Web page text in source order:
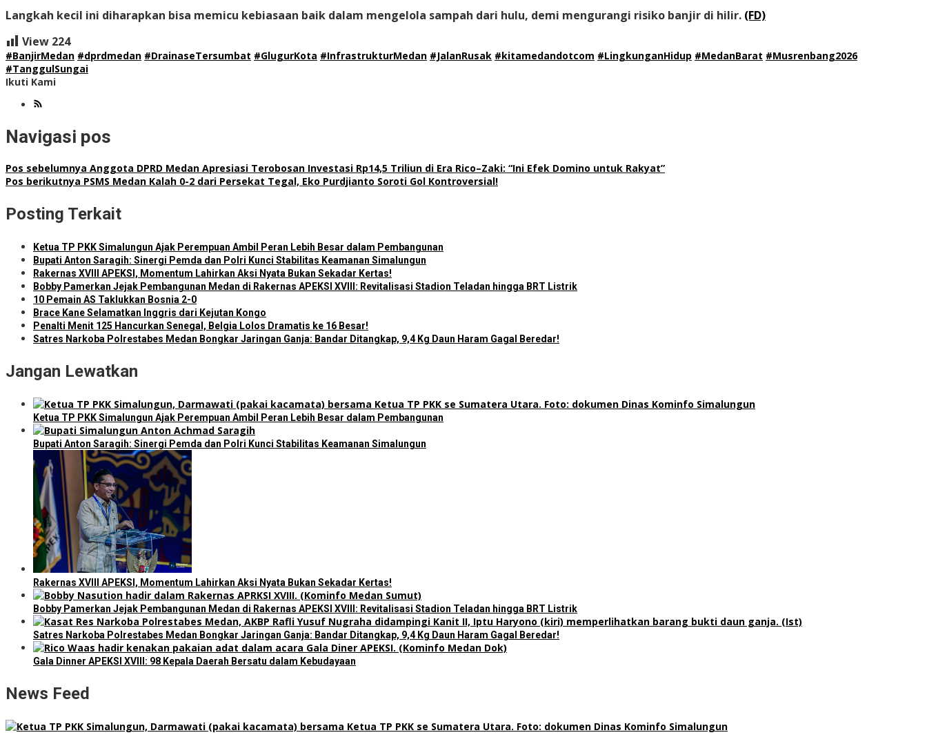
Langkah kecil ini diharapkan bisa memicu kebiasaan baik dalam mengelola sampah dari hulu, demi mengurangi risiko banjir di hilir. (FD)
View 224
#BanjirMedan #dprdmedan #DrainaseTersumbat #GlugurKota #InfrastrukturMedan #JalanRusak #kitamedandotcom #LingkunganHidup #MedanBarat #Musrenbang2026
#TanggulSungai
Ikuti Kami
Navigasi pos
Pos sebelumnya Anggota DPRD Medan Apresiasi Terobosan Investasi Rp14,5 Triliun di Era Rico–Zaki: “Ini Efek Domino untuk Rakyat”
Pos berikutnya PSMS Medan Kalah 0-2 dari Persekat Tegal, Eko Purdjianto Soroti Gol Kontroversial!
Posting Terkait
Ketua TP PKK Simalungun Ajak Perempuan Ambil Peran Lebih Besar dalam Pembangunan
Bupati Anton Saragih: Sinergi Pemda dan Polri Kunci Stabilitas Keamanan Simalungun
Rakernas XVIII APEKSI, Momentum Lahirkan Aksi Nyata Bukan Sekadar Kertas!
Bobby Pamerkan Jejak Pembangunan Medan di Rakernas APEKSI XVIII: Revitalisasi Stadion Teladan hingga BRT Listrik
10 Pemain AS Taklukkan Bosnia 2-0
Brace Kane Selamatkan Inggris dari Kejutan Kongo
Penalti Menit 125 Hancurkan Senegal, Belgia Lolos Dramatis ke 16 Besar!
Satres Narkoba Polrestabes Medan Bongkar Jaringan Ganja: Bandar Ditangkap, 9,4 Kg Daun Haram Gagal Beredar!
Jangan Lewatkan
Ketua TP PKK Simalungun Ajak Perempuan Ambil Peran Lebih Besar dalam Pembangunan
Bupati Anton Saragih: Sinergi Pemda dan Polri Kunci Stabilitas Keamanan Simalungun
Rakernas XVIII APEKSI, Momentum Lahirkan Aksi Nyata Bukan Sekadar Kertas!
Bobby Pamerkan Jejak Pembangunan Medan di Rakernas APEKSI XVIII: Revitalisasi Stadion Teladan hingga BRT Listrik
Satres Narkoba Polrestabes Medan Bongkar Jaringan Ganja: Bandar Ditangkap, 9,4 Kg Daun Haram Gagal Beredar!
Gala Dinner APEKSI XVIII: 98 Kepala Daerah Bersatu dalam Kebudayaan
News Feed